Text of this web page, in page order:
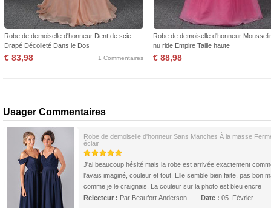
Robe de demoiselle d'honneur Dent de scie
Drapé Décolleté Dans le Dos
€ 83,98 1 Commentaires
Robe de demoiselle d'honneur
nu ride Empire Taille haute
€ 88,98
Usager Commentaires
Robe de demoiselle d'honneur Sans Manches À la masse
éclair
J'ai beaucoup hésité mais la robe est arrivée exactement
l'avais imaginé, couleur et tout. Elle semble bien faite, pas bon
comme je le craignais. La couleur sur la photo est bleu encre
Relecteur : Par Beaufort Anderson Date : 05. Février